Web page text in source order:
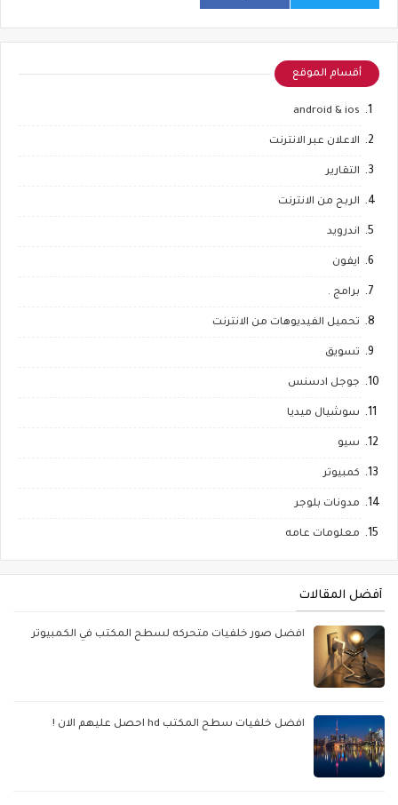
أقسام الموقع
android & ios
الاعلان عبر الانترنت
التقارير
الربح من الانترنت
اندرويد
ايفون
برامج .
تحميل الفيديوهات من الانترنت
تسويق
جوجل ادسنس
سوشيال ميديا
سيو
كمبيوتر
مدونات بلوجر
معلومات عامه
أفضل المقالات
افضل صور خلفيات متحركه لسطح المكتب في الكمبيوتر
افضل خلفيات سطح المكتب hd احصل عليهم الان !